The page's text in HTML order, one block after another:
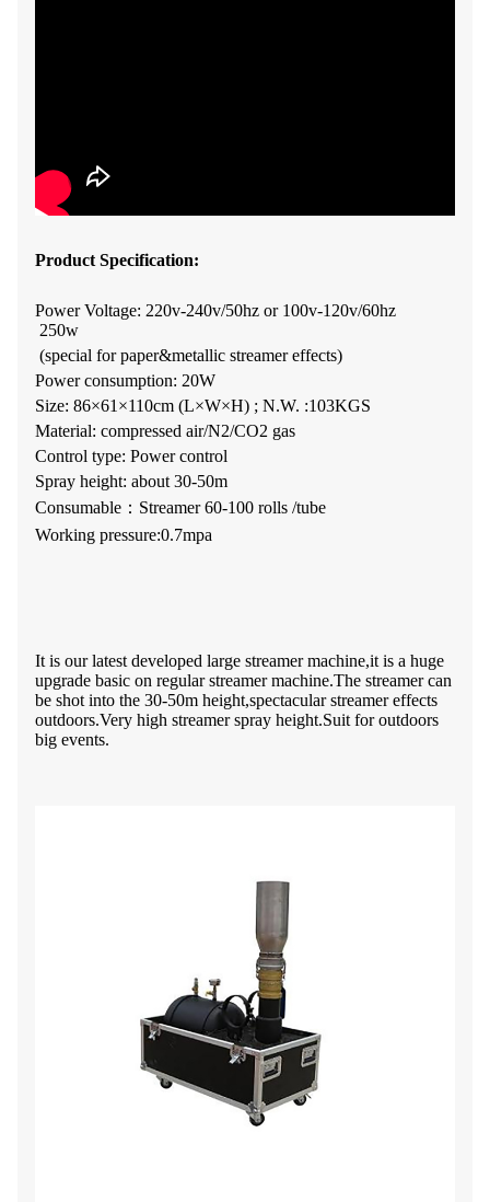
Product Specification:
Power Voltage: 220v-240v/50hz or 100v-120v/60hz
250w
(special for paper&metallic streamer effects)
Power consumption: 20W
Size: 86×61×110cm (L×W×H) ; N.W. :103KGS
Material: compressed air/N2/CO2 gas
Control type: Power control
Spray height: about 30-50m
Consumable：Streamer 60-100 rolls /tube
Working pressure:0.7mpa
It is our latest developed large streamer machine,it is a huge
upgrade basic on regular streamer machine.The streamer can
be shot into the 30-50m height,spectacular streamer effects
outdoors.Very high streamer spray height.Suit for outdoors
big events.